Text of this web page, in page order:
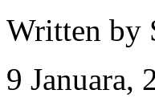
Written by
9 Januara,